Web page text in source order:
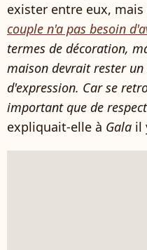
exister entre eux,
couple n'a pas besoin
termes de décoration,
maison devrait rester
d'expression. Car se
important que de
expliquait-elle à Gala il